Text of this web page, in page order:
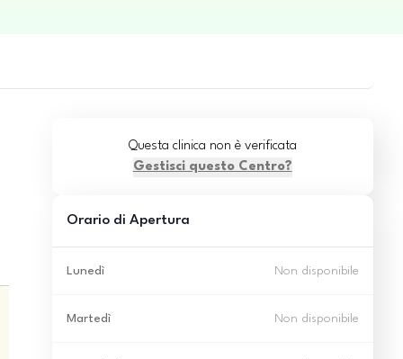
Questa clinica non è verificata
Gestisci questo Centro?
Orario di Apertura
Lunedì Non disponibile
Martedì Non disponibile